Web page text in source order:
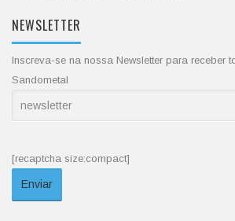
NEWSLETTER
Inscreva-se na nossa Newsletter para receber
Sandometal
[recaptcha size:compact]